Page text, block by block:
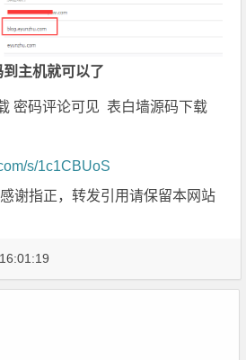
主机就可以了
密码评论可见 表白墙源码下载
s/1c1CBUoS
谢指正，转发引用请保留本网站